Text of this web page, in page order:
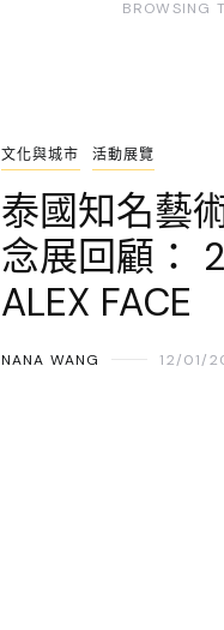
BROWSING
文化與城市 活動展覽
泰國知名藝
念展回顧：
ALEX FACE
NANA WANG 12/01/